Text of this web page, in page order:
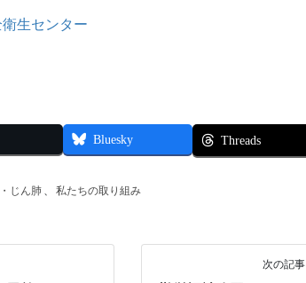
生センター
Bluesky Threads
じん肺 私たちの取り組み
次の記事